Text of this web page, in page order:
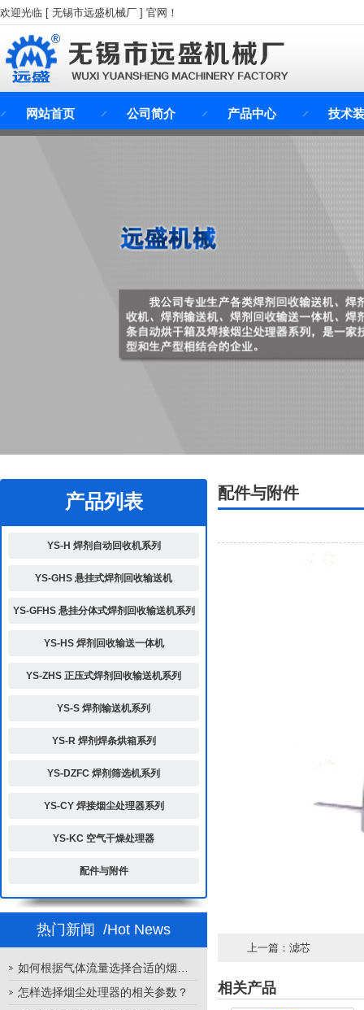
欢迎光临 [ 无锡市远盛机械厂 ] 官网！
网站首页 公司简介 产品中心 技术
产品列表
YS-H 焊剂自动回收机系列
YS-GHS 悬挂式焊剂回收输送机
YS-GFHS 悬挂分体式焊剂回收输送机系列
YS-HS 焊剂回收输送一体机
YS-ZHS 正压式焊剂回收输送机系列
YS-S 焊剂输送机系列
YS-R 焊剂焊条烘箱系列
YS-DZFC 焊剂筛选机系列
YS-CY 焊接烟尘处理器系列
YS-KC 空气干燥处理器
配件与附件
热门新闻 /Hot News
怎样选择烟尘处理器的相关参数？
配件与附件
上一篇： 滤芯
相关产品